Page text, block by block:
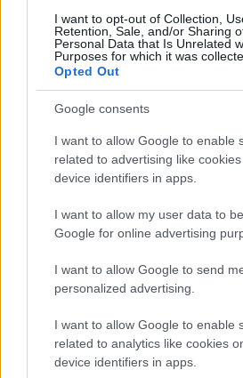
I want to opt-out of Collection,
Retention, Sale, and/or Sharing
Personal Data that Is Unrelated
Purposes for which it was
Opted Out
Google consents
I want to allow Google to enable
related to advertising like
device identifiers in apps.
I want to allow my user data to
Google for online advertising
I want to allow Google to send
personalized advertising.
I want to allow Google to enable
related to analytics like cookies
device identifiers in apps.
Tetszett a cikk?
Link másolása
CÍMKÉK: #TV-MŰSOR
Autópiac